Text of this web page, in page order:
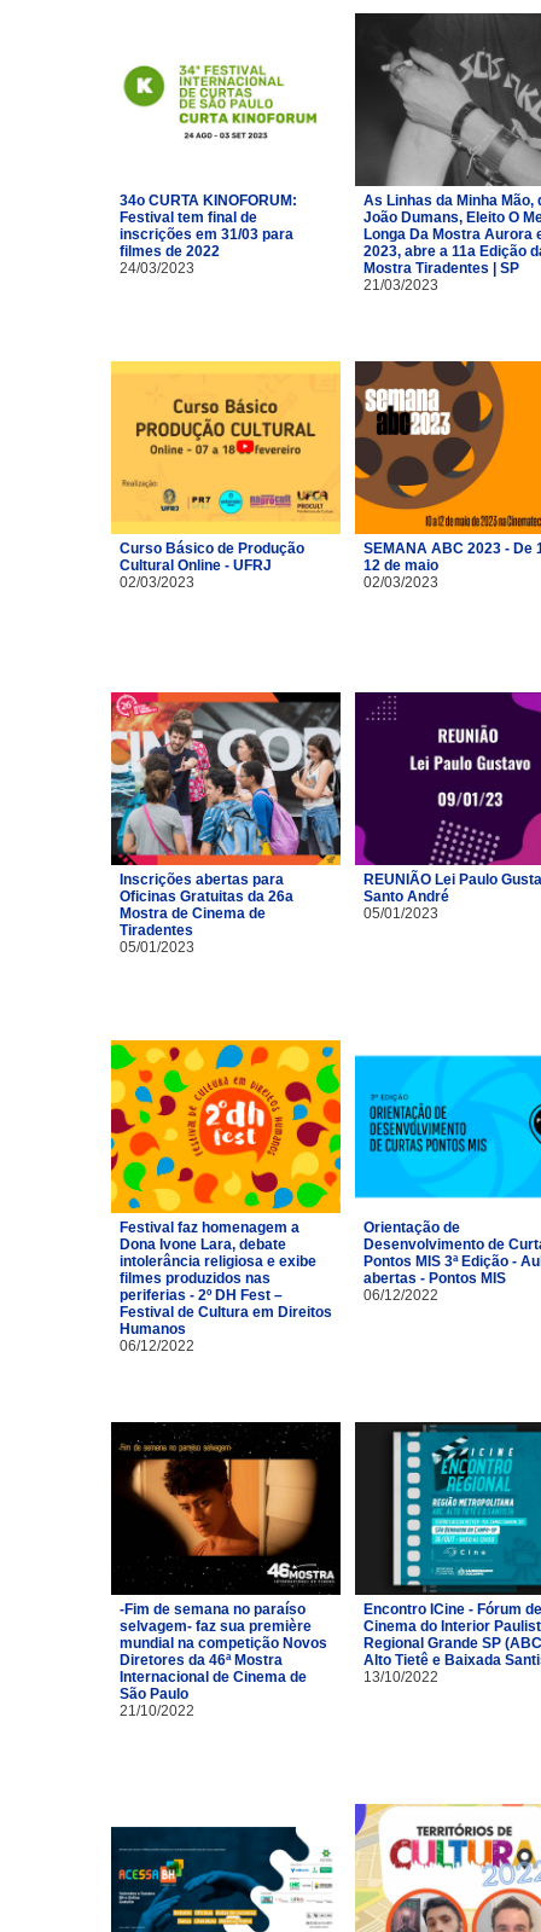
34o CURTA KINOFORUM:
Festival tem final de
inscrições em 31/03 para
filmes de 2022
24/03/2023
As Linhas da Minha Mão,
João Dumans, Eleito O
Longa Da Mostra Aurora
2023, abre a 11a Edição
Mostra Tiradentes | SP
21/03/2023
Curso Básico de Produção
Cultural Online - UFRJ
02/03/2023
SEMANA ABC 2023 - De
12 de maio
02/03/2023
Inscrições abertas para
Oficinas Gratuitas da 26a
Mostra de Cinema de
Tiradentes
05/01/2023
REUNIÃO Lei Paulo
Santo André
05/01/2023
Festival faz homenagem a
Dona Ivone Lara, debate
intolerância religiosa e exibe
filmes produzidos nas
periferias - 2º DH Fest –
Festival de Cultura em Direitos
Humanos
06/12/2022
Orientação de
Desenvolvimento de
Pontos MIS 3ª Edição -
abertas - Pontos MIS
06/12/2022
-Fim de semana no paraíso
selvagem- faz sua première
mundial na competição Novos
Diretores da 46ª Mostra
Internacional de Cinema de
São Paulo
21/10/2022
Encontro ICine - Fórum de
Cinema do Interior
Regional Grande SP
Alto Tietê e Baixada
13/10/2022